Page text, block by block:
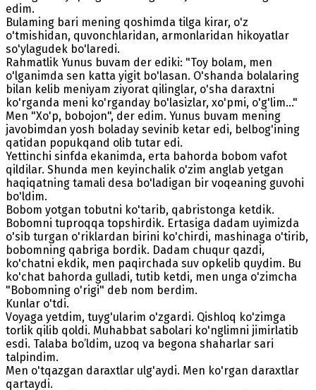
edim.
Bulaming bari mening qoshimda tilga kirar, o'z
o'tmishidan, quvonchlaridan, armonlaridan hikoyatlar
so'ylagudek bo'laredi.
Rahmatlik Yunus buvam der ediki: "Toy bolam, men
o'lganimda sen katta yigit bo'lasan. O'shanda bolalaring
bilan kelib meniyam ziyorat qilinglar, o'sha daraxtni
ko'rganda meni ko'rganday bo'lasizlar, xo'pmi, o'g'lim..."
Men "Xo'p, bobojon", der edim. Yunus buvam mening
javobimdan yosh boladay sevinib ketar edi, belbog'ining
qatidan popukqand olib tutar edi.
Yettinchi sinfda ekanimda, erta bahorda bobom vafot
qildilar. Shunda men keyinchalik o'zim anglab yetgan
haqiqatning tamali desa bo'ladigan bir voqeaning guvohi
bo'ldim.
Bobom yotgan tobutni ko'tarib, qabristonga ketdik.
Bobomni tuproqqa topshirdik. Ertasiga dadam uyimizda
o'sib turgan o'riklardan birini ko'chirdi, mashinaga o'tirib,
bobomning qabriga bordik. Dadam chuqur qazdi,
ko'chatni ekdik, men paqirchada suv opkelib quydim. Bu
ko'chat bahorda gulladi, tutib ketdi, men unga o'zimcha
"Bobomning o'rigi" deb nom berdim.
Kunlar o'tdi.
Voyaga yetdim, tuyg'ularim o'zgardi. Qishloq ko'zimga
torlik qilib qoldi. Muhabbat sabolari ko'nglimni jimirlatib
esdi. Talaba bo’ldim, uzoq va begona shaharlar sari
talpindim.
Men o'tqazgan daraxtlar ulg'aydi. Men ko'rgan daraxtlar
qartaydi.